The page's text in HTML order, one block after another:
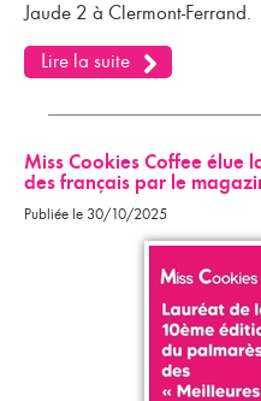
Jaude 2 à Clermont-Ferrand.
Lire la suite
Miss Cookies Coffee élue
des français par le
Publiée le 30/10/2025